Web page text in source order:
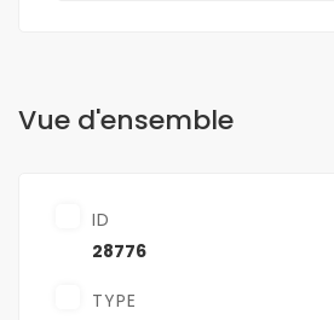
Vue d'ensemble
ID
28776
TYPE